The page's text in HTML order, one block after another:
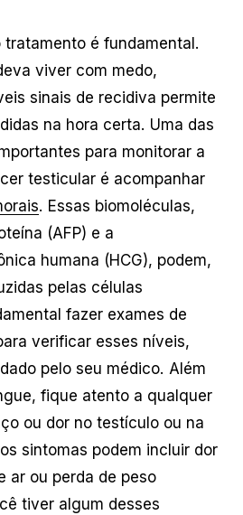
é fundamental.
viver com medo,
sinais de recidiva permite
na hora certa. Uma das
para monitorar a
testicular é acompanhar
. Essas biomoléculas,
(AFP) e a
humana (HCG), podem,
pelas células
fazer exames de
verificar esses níveis,
pelo seu médico. Além
fique atento a qualquer
ou dor no testículo ou na
sintomas podem incluir dor
ar ou perda de peso
tiver algum desses